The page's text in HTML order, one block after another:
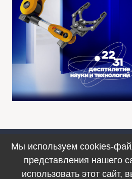
© 1990–2025. ФИЦ
Мы используем cookies-
представления нашего
использовать этот сайт,